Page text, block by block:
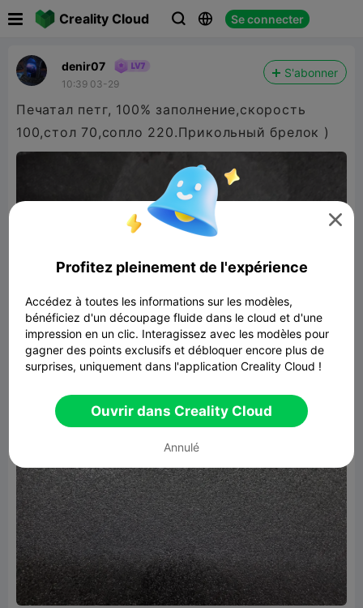
Creality Cloud   Se connecter
denir07
10:39 03-29
S'abonner
Печатал петг, 100% заполнение,скорость
100,стол 70,сопло 220.Прикольный брелок )

Profitez pleinement de l'expérience
Accédez à toutes les informations sur les modèles,
bénéficiez d'un découpage fluide dans le cloud et d'une
impression en un clic. Interagissez avec les modèles pour
gagner des points exclusifs et débloquer encore plus de
surprises, uniquement dans l'application Creality Cloud !
Ouvrir dans Creality Cloud
Annulé